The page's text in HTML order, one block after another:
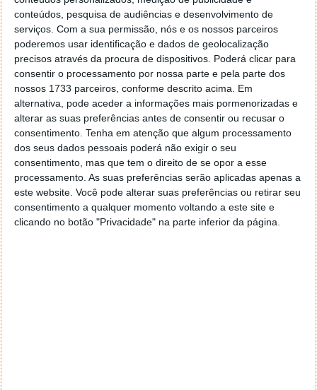
conteúdos, pesquisa de audiências e desenvolvimento de
serviços. Com a sua permissão, nós e os nossos parceiros
poderemos usar identificação e dados de geolocalização
precisos através da procura de dispositivos. Poderá clicar para
consentir o processamento por nossa parte e pela parte dos
nossos 1733 parceiros, conforme descrito acima. Em
alternativa, pode aceder a informações mais pormenorizadas e
alterar as suas preferências antes de consentir ou recusar o
consentimento. Tenha em atenção que algum processamento
dos seus dados pessoais poderá não exigir o seu
consentimento, mas que tem o direito de se opor a esse
processamento. As suas preferências serão aplicadas apenas a
este website. Você pode alterar suas preferências ou retirar seu
consentimento a qualquer momento voltando a este site e
clicando no botão "Privacidade" na parte inferior da página.
logo verificar que em praticamente todas as
variáveis, em 2011 se enviaram mais SMS que no ano
de 2011. Muitos jovens enviam de 1 a 10 SMS, mas
um grande número também envia mais de 200 SMS
por dia. Assim, e segundo os dados da pesquisa, em
2009 amédia de mensagens enviadas pelos jovens
era de 50, tendo aumentado em 2011 pala 60 SMS
por dia.
Nº de SMS enviadas/recebidas pelos difrentes
grupos